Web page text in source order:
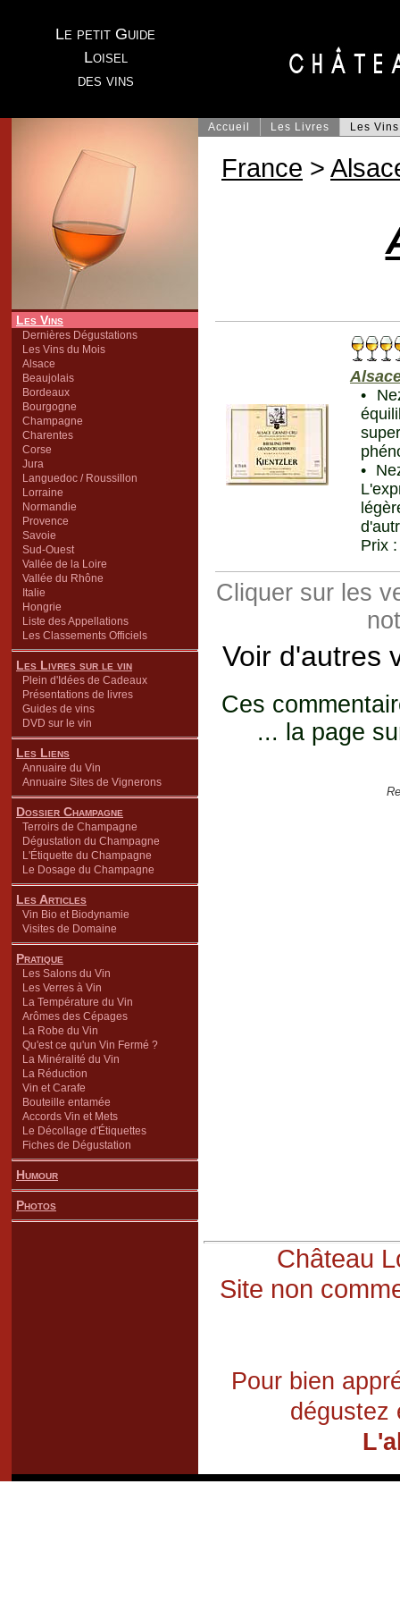
Le petit Guide
Loisel
des vins
Les Vins
Dernières Dégustations
Les Vins du Mois
Alsace
Beaujolais
Bordeaux
Bourgogne
Champagne
Charentes
Corse
Jura
Languedoc / Roussillon
Lorraine
Normandie
Provence
Savoie
Sud-Ouest
Vallée de la Loire
Vallée du Rhône
Italie
Hongrie
Liste des Appellations
Les Classements Officiels
Les Livres sur le vin
Plein d'Idées de Cadeaux
Présentations de livres
Guides de vins
DVD sur le vin
Les Liens
Annuaire du Vin
Annuaire Sites de Vignerons
Dossier Champagne
Terroirs de Champagne
Dégustation du Champagne
L'Étiquette du Champagne
Le Dosage du Champagne
Les Articles
Vin Bio et Biodynamie
Visites de Domaine
Pratique
Les Salons du Vin
Les Verres à Vin
La Température du Vin
Arômes des Cépages
La Robe du Vin
Qu'est ce qu'un Vin Fermé ?
La Minéralité du Vin
La Réduction
Vin et Carafe
Bouteille entamée
Accords Vin et Mets
Le Décollage d'Étiquettes
Fiches de Dégustation
Humour
Photos
Accueil Les Livres Les Vins
France >
•
•
Prix
Cliquer sur les
Voir d'autres
Ces
... la page
Château
Site non
Pour bien
dégustez